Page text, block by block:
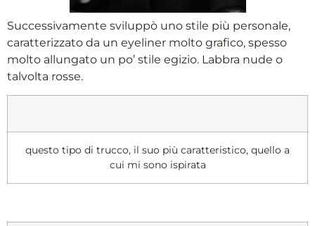
Successivamente sviluppò uno stile più personale,
caratterizzato da un eyeliner molto grafico, spesso
molto allungato un po’ stile egizio. Labbra nude o
talvolta rosse.
questo tipo di trucco, il suo più caratteristico, quello a
cui mi sono ispirata